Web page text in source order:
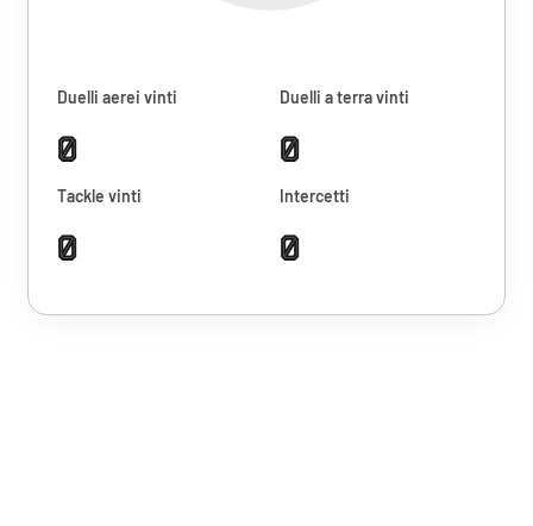
Duelli aerei vinti
0
Duelli a terra vinti
0
Tackle vinti
0
Intercetti
0